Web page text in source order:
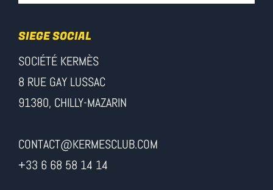
SIEGE SOCIAL
SOCIÉTÉ KERMÈS
8 RUE GAY LUSSAC
91380, CHILLY-MAZARIN
CONTACT@KERMESCLUB.COM
+33 6 68 58 14 14